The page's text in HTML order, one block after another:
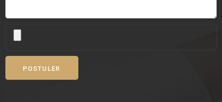
POSTULER